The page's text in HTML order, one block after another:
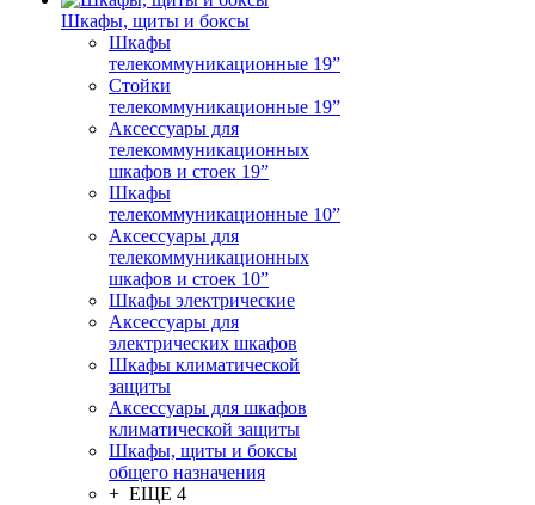
Шкафы, щиты и боксы
Шкафы
телекоммуникационные 19”
Стойки
телекоммуникационные 19”
Аксессуары для
телекоммуникационных
шкафов и стоек 19”
Шкафы
телекоммуникационные 10”
Аксессуары для
телекоммуникационных
шкафов и стоек 10”
Шкафы электрические
Аксессуары для
электрических шкафов
Шкафы климатической
защиты
Аксессуары для шкафов
климатической защиты
Шкафы, щиты и боксы
общего назначения
+ ЕЩЕ 4